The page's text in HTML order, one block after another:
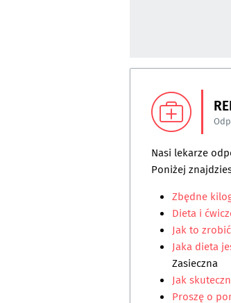
Nasi lekarze
Poniżej
Zbędne
Dieta i
Jak to
Jaka dieta
Zasieczna
Jak
Proszę o